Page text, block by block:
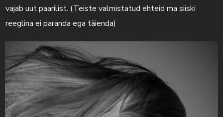
vajab uut paarilist. (Teiste valmistatud ehteid ma siiski
reeglina ei paranda ega täienda)